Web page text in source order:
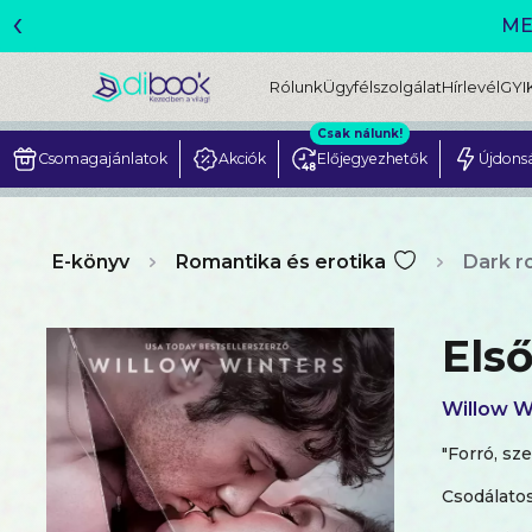
‹
RólunkÜgyfélszolgálatHírlevél
Csomagajánlatok Akciók Előjegyezhetők
Csak nálunk!
E-könyv Romantika és erotika Dark
Willow
"Forró,